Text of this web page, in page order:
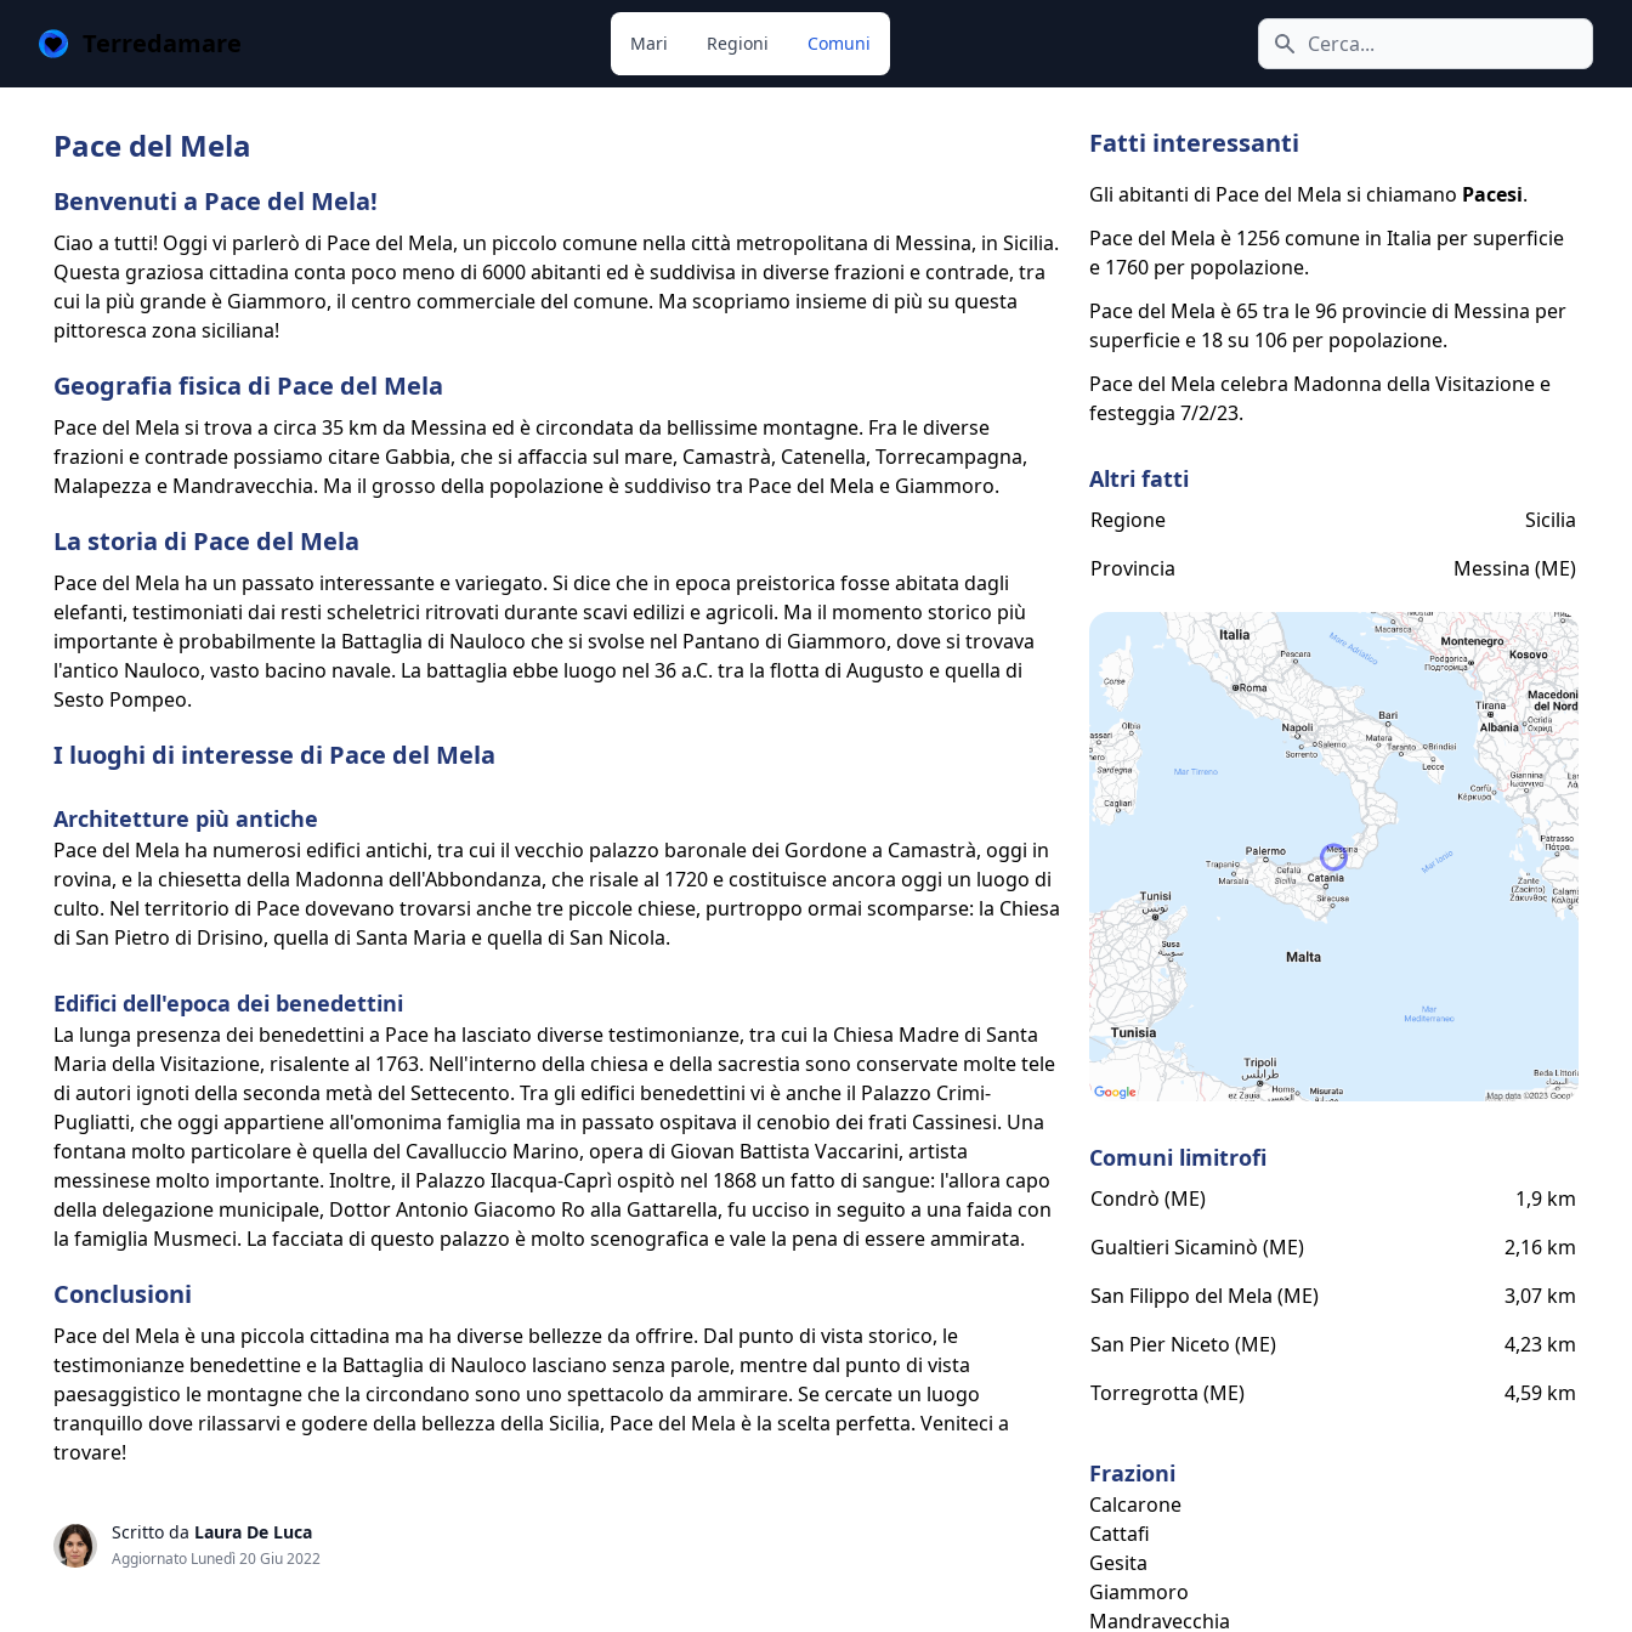
Terredamare Cerca icona
Mari Regioni Comuni
Pace del Mela
Benvenuti a Pace del Mela!
Ciao a tutti! Oggi vi parlerò di Pace del Mela, un piccolo comune nella città metropolitana di Messina, in Sicilia.
Questa graziosa cittadina conta poco meno di 6000 abitanti ed è suddivisa in diverse frazioni e contrade, tra
cui la più grande è Giammoro, il centro commerciale del comune. Ma scopriamo insieme di più su questa
pittoresca zona siciliana!
Geografia fisica di Pace del Mela
Pace del Mela si trova a circa 35 km da Messina ed è circondata da bellissime montagne. Fra le diverse
frazioni e contrade possiamo citare Gabbia, che si affaccia sul mare, Camastrà, Catenella, Torrecampagna,
Malapezza e Mandravecchia. Ma il grosso della popolazione è suddiviso tra Pace del Mela e Giammoro.
La storia di Pace del Mela
Pace del Mela ha un passato interessante e variegato. Si dice che in epoca preistorica fosse abitata dagli
elefanti, testimoniati dai resti scheletrici ritrovati durante scavi edilizi e agricoli. Ma il momento storico più
importante è probabilmente la Battaglia di Nauloco che si svolse nel Pantano di Giammoro, dove si trovava
l'antico Nauloco, vasto bacino navale. La battaglia ebbe luogo nel 36 a.C. tra la flotta di Augusto e quella di
Sesto Pompeo.
I luoghi di interesse di Pace del Mela
Architetture più antiche
Pace del Mela ha numerosi edifici antichi, tra cui il vecchio palazzo baronale dei Gordone a Camastrà, oggi in
rovina, e la chiesetta della Madonna dell'Abbondanza, che risale al 1720 e costituisce ancora oggi un luogo di
culto. Nel territorio di Pace dovevano trovarsi anche tre piccole chiese, purtroppo ormai scomparse: la Chiesa
di San Pietro di Drisino, quella di Santa Maria e quella di San Nicola.
Edifici dell'epoca dei benedettini
La lunga presenza dei benedettini a Pace ha lasciato diverse testimonianze, tra cui la Chiesa Madre di Santa
Maria della Visitazione, risalente al 1763. Nell'interno della chiesa e della sacrestia sono conservate molte tele
di autori ignoti della seconda metà del Settecento. Tra gli edifici benedettini vi è anche il Palazzo Crimi-
Pugliatti, che oggi appartiene all'omonima famiglia ma in passato ospitava il cenobio dei frati Cassinesi. Una
fontana molto particolare è quella del Cavalluccio Marino, opera di Giovan Battista Vaccarini, artista
messinese molto importante. Inoltre, il Palazzo Ilacqua-Caprì ospitò nel 1868 un fatto di sangue: l'allora capo
della delegazione municipale, Dottor Antonio Giacomo Ro alla Gattarella, fu ucciso in seguito a una faida con
la famiglia Musmeci. La facciata di questo palazzo è molto scenografica e vale la pena di essere ammirata.
Conclusioni
Pace del Mela è una piccola cittadina ma ha diverse bellezze da offrire. Dal punto di vista storico, le
testimonianze benedettine e la Battaglia di Nauloco lasciano senza parole, mentre dal punto di vista
paesaggistico le montagne che la circondano sono uno spettacolo da ammirare. Se cercate un luogo
tranquillo dove rilassarvi e godere della bellezza della Sicilia, Pace del Mela è la scelta perfetta. Veniteci a
trovare!
Scritto da Laura De Luca
Aggiornato Lunedì 20 Giu 2022
Fatti interessanti
Gli abitanti di Pace del Mela si chiamano Pacesi.
Pace del Mela è 1256 comune in Italia per superficie
e 1760 per popolazione.
Pace del Mela è 65 tra le 96 provincie di Messina per
superficie e 18 su 106 per popolazione.
Pace del Mela celebra Madonna della Visitazione e
festeggia 7/2/23.
Altri fatti
Regione
Sicilia
Provincia
Messina (ME)
Comuni limitrofi
Condrò (ME)
1,9 km
Gualtieri Sicaminò (ME)
2,16 km
San Filippo del Mela (ME)
3,07 km
San Pier Niceto (ME)
4,23 km
Torregrotta (ME)
4,59 km
Frazioni
Calcarone
Cattafi
Gesita
Giammoro
Mandravecchia